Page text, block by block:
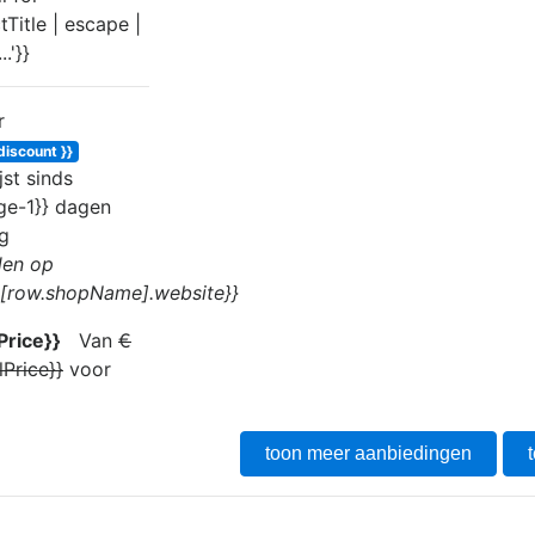
}}
sinds
1}} dagen
op
Van €
voor
toon meer aanbiedingen